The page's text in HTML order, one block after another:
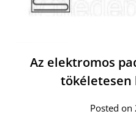
Az elektromos
tökéletesen
Posted